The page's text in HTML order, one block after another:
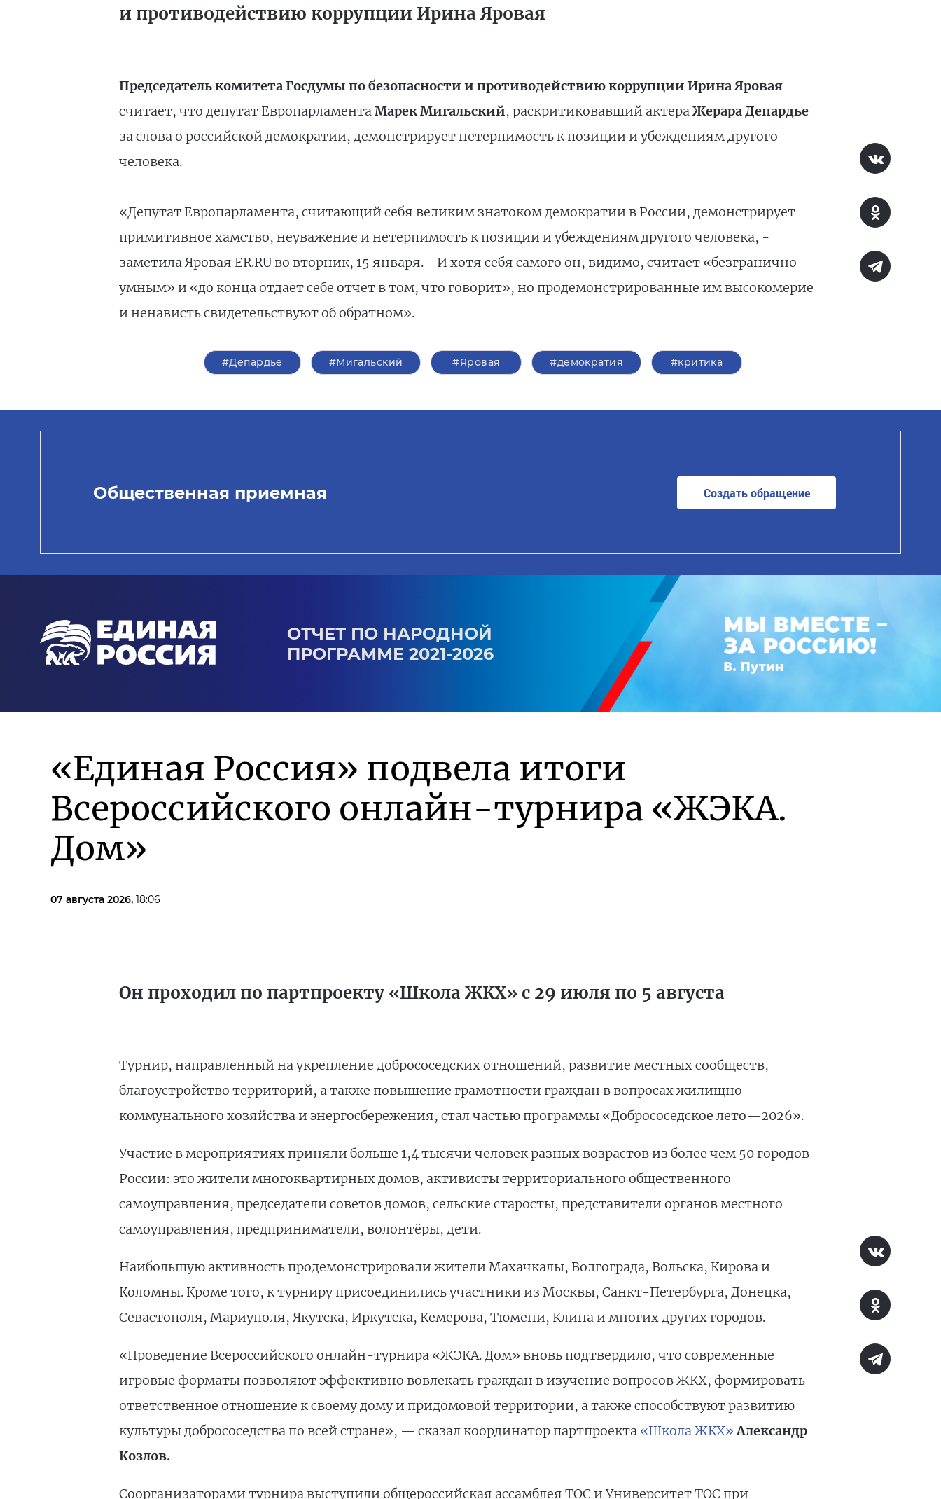
и противодействию коррупции Ирина Яровая
Председатель комитета Госдумы по безопасности и противодействию коррупции Ирина Яровая
считает, что депутат ЕвропарламентаМарек Мигальский, раскритиковавший актераЖерара Депардье
за слова о российской демократии, демонстрирует нетерпимость к позиции и убеждениям другого
человека.
«Депутат Европарламента, считающий себя великим знатоком демократии в России, демонстрирует
примитивное хамство, неуважение и нетерпимость к позиции и убеждениям другого человека, -
заметила Яровая ER.RU во вторник, 15 января. - И хотя себя самого он, видимо, считает «безгранично
умным» и «до конца отдает себе отчет в том, что говорит», но продемонстрированные им высокомерие
и ненависть свидетельствуют об обратном».
#Депардье #Мигальский #Яровая #демократия #критика
Общественная приемная Создать обращение
ОТЧЕТ ПО НАРОДНОЙ
ПРОГРАММЕ 2021-2026
«Единая Россия» подвела итоги
Всероссийского онлайн-турнира «ЖЭКА.
Дом»
07 августа 2026, 18:06
Он проходил по партпроекту «Школа ЖКХ» с 29 июля по 5 августа
Турнир, направленный на укрепление добрососедских отношений, развитие местных сообществ,
благоустройство территорий, а также повышение грамотности граждан в вопросах жилищно-
коммунального хозяйства и энергосбережения, стал частью программы «Добрососедское лето—2026».
Участие в мероприятиях приняли больше 1,4 тысячи человек разных возрастов из более чем 50 городов
России: это жители многоквартирных домов, активисты территориального общественного
самоуправления, председатели советов домов, сельские старосты, представители органов местного
самоуправления, предприниматели, волонтёры, дети.
Наибольшую активность продемонстрировали жители Махачкалы, Волгограда, Вольска, Кирова и
Коломны. Кроме того, к турниру присоединились участники из Москвы, Санкт-Петербурга, Донецка,
Севастополя, Мариуполя, Якутска, Иркутска, Кемерова, Тюмени, Клина и многих других городов.
«Проведение Всероссийского онлайн-турнира «ЖЭКА. Дом» вновь подтвердило, что современные
игровые форматы позволяют эффективно вовлекать граждан в изучение вопросов ЖКХ, формировать
ответственное отношение к своему дому и придомовой территории, а также способствуют развитию
культуры добрососедства по всей стране», — сказал координатор партпроекта «Школа ЖКХ»Александр
Козлов.
Соорганизаторами турнира выступили общероссийская ассамблея ТОС и Университет ТОС при